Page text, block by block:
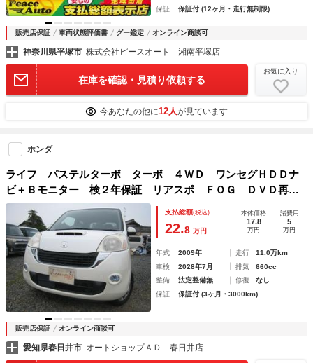
保証
保証付 (12ヶ月・走行無制限)
販売店保証 車両状態評価書 グー鑑定 オンライン商談可
神奈川県平塚市 株式会社ピースオート 湘南平塚店
在庫を確認・見積り依頼する
お気に入り
今あなたの他に12人が見ています
ホンダ
ライフ パステルターボ ターボ ４ＷＤ ワンセグＨＤＤナ
ビ＋Ｂモニター 検２年保証 リアスポ ＦＯＧ ＤＶＤ再生
可 １３ＡＷ インテリキー 電格ＷＭ ＰＷ
支払総額(税込)
22.8 万円
本体価格
17.8
万円
諸費用
5
万円
年式 2009年 走行
11.0万km
車検
2028年7月 排気
660cc
整備
法定整備無 修復
なし
保証
保証付 (3ヶ月・3000km)
販売店保証 オンライン商談可
愛知県春日井市 オートショップＡＤ 春日井店